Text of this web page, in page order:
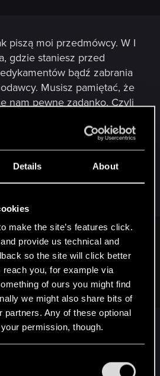
Details About
make the site’s features click.
provide us technical and
so the site will click better
reach you, for example via
of ours you might find
we might also share bits of
partners. Any of these optional
permission, though.
regarding them in the
piszą moi przedmówcy. W I
gdzie staniesz przed
bądź zabrania
Musisz pamiętać, że
nam pewne zadanko. Czyli
dokonuj wyborów
według Ciebie jest
przed zablokowaniem
z dawnych lat", jak dobrze
jeszcze się rozwinie? Chodzi o
u Shani będziesz mógł